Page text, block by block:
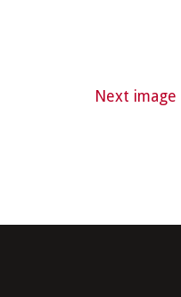
Next image